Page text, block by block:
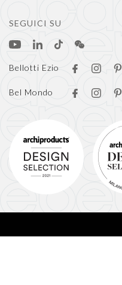
SEGUICI SU
Bellotti Ezio
Bel Mondo